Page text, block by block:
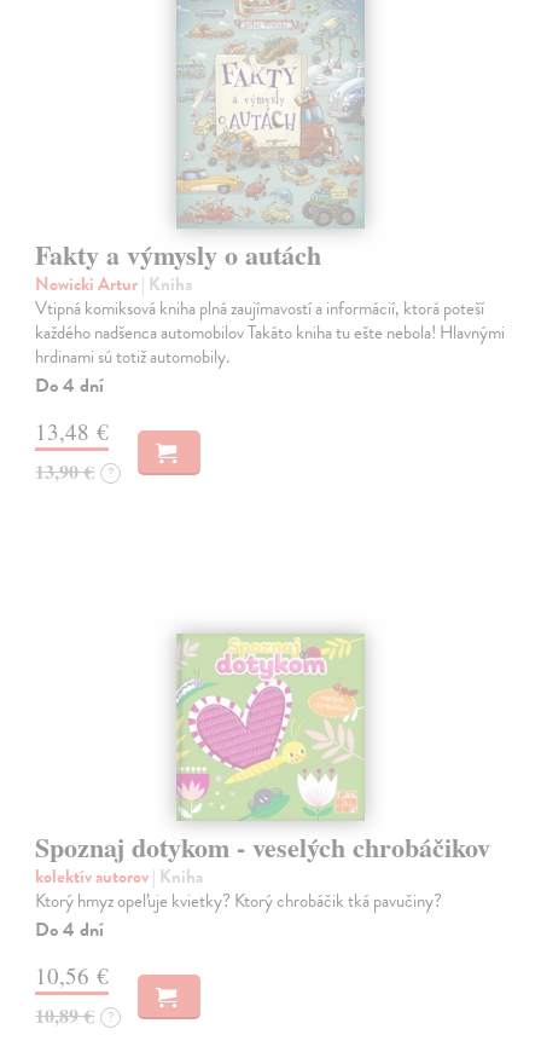
Fakty a výmysly o autách
Nowicki Artur| Kniha
Vtipná komiksová kniha plná zaujímavostí a informácií, ktorá poteší
každého nadšenca automobilov Takáto kniha tu ešte nebola! Hlavnými
hrdinami sú totiž automobily.
Do 4 dní
13,48 €
13,90 € ?
Spoznaj dotykom - veselých chrobáčikov
kolektív autorov| Kniha
Ktorý hmyz opeľuje kvietky? Ktorý chrobáčik tká pavučiny?
Do 4 dní
10,56 €
10,89 € ?